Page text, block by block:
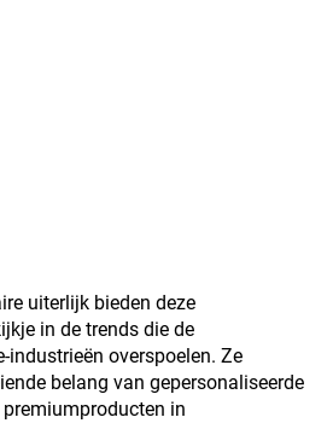
uiterlijk bieden deze
in de trends die de
industrieën overspoelen. Ze
belang van gepersonaliseerde
in